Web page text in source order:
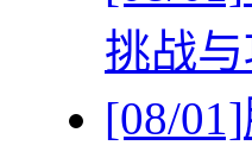
挑战与
[08/01]